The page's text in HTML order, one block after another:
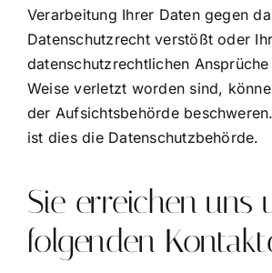
Verarbeitung Ihrer Daten gegen
Datenschutzrecht verstößt oder
datenschutzrechtlichen
Weise verletzt worden sind,
der Aufsichtsbehörde
ist dies die Datenschutzbehörde.
Sie erreichen uns
folgenden